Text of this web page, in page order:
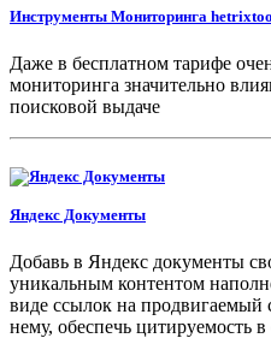
Инструменты Мониторинга
Даже в бесплатном тарифе
мониторинга значительно
поисковой выдаче
Яндекс Документы
Добавь в Яндекс документы
уникальным контентом
виде ссылок на
нему, обеспечь цитируемость